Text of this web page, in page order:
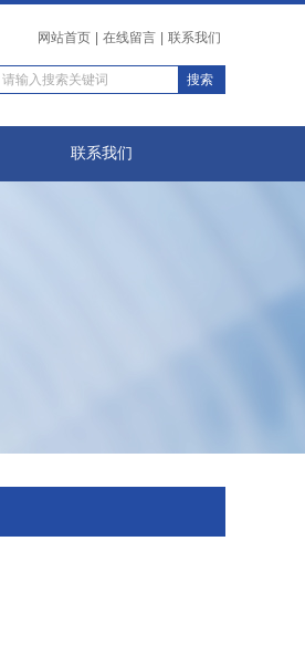
网站首页 在线留言 联系我们
联系我们